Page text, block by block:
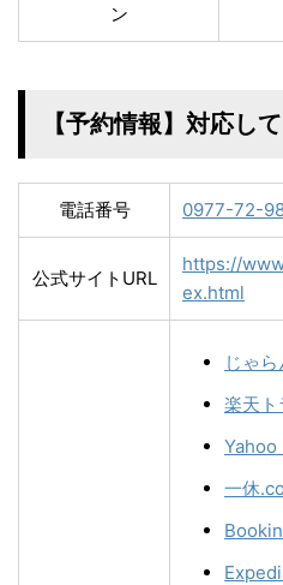
ン
【予約情報】対応し
電話番号 0977-72-
公式サイトURL
https://
ex.html
じゃら
楽天ト
Yahoo
一休